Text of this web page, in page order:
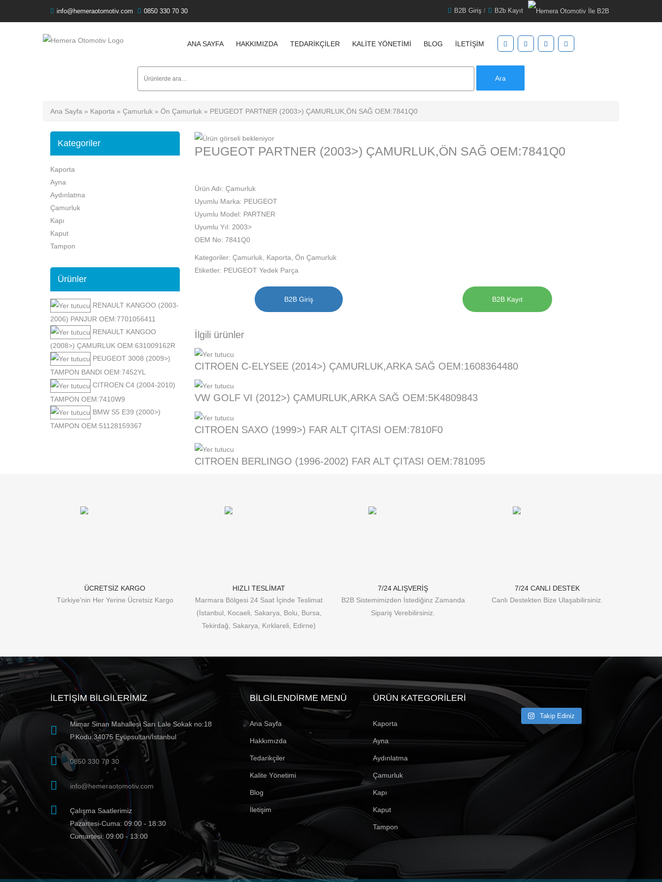
info@hemeraotomotiv.com 0850 330 70 30 B2B Giriş / B2b Kayıt
ANA SAYFA HAKKIMIZDA TEDARIKÇILER KALITE YÖNETIMI BLOG İLETIŞIM
Ara
Ana Sayfa » Kaporta » Çamurluk » Ön Çamurluk » PEUGEOT PARTNER (2003>) ÇAMURLUK,ÖN SAĞ OEM:7841Q0
Kategoriler
Kaporta
Ayna
Aydınlatma
Çamurluk
Kapı
Kaput
Tampon
Ürünler
RENAULT KANGOO (2003-
2006) PANJUR OEM:7701056411
RENAULT KANGOO
(2008>) ÇAMURLUK OEM:631009162R
PEUGEOT 3008 (2009>)
TAMPON BANDI OEM:7452YL
CITROEN C4 (2004-2010)
TAMPON OEM:7410W9
BMW S5 E39 (2000>)
TAMPON OEM:51128159367
PEUGEOT PARTNER (2003>) ÇAMURLUK,ÖN SAĞ OEM:7841Q0
Ürün Adı: Çamurluk
Uyumlu Marka: PEUGEOT
Uyumlu Model: PARTNER
Uyumlu Yıl: 2003>
OEM No: 7841Q0
Kategoriler: Çamurluk, Kaporta Ön Çamurluk
Etiketler: PEUGEOT Yedek Parça
B2B Giriş B2B Kayıt
İlgili ürünler
CITROEN C-ELYSEE (2014>) ÇAMURLUK,ARKA SAĞ OEM:1608364480
VW GOLF VI (2012>) ÇAMURLUK,ARKA SAĞ OEM:5K4809843
CITROEN SAXO (1999>) FAR ALT ÇITASI OEM:7810F0
CITROEN BERLINGO (1996-2002) FAR ALT ÇITASI OEM:781095
ÜCRETSİZ KARGO
Türkiye'nin Her Yerine Ücretsiz Kargo
HIZLI TESLİMAT
Marmara Bölgesi 24 Saat İçinde Teslimat
(İstanbul, Kocaeli, Sakarya, Bolu, Bursa,
Tekirdağ, Sakarya, Kırklareli, Edirne)
7/24 ALIŞVERİŞ
B2B Sistemimizden İstediğinz Zamanda
Sipariş Verebilirsiniz.
7/24 CANLI DESTEK
Canlı Destekten Bize Ulaşabilirsiniz.
İLETIŞIM BILGILERIMIZ
Mimar Sinan Mahallesi Sarı Lale Sokak no:18
P.Kodu:34075 Eyüpsultan/İstanbul
0850 330 70 30
info@hemeraotomotiv.com
Çalışma Saatlerimiz
Pazartesi-Cuma: 09:00 - 18:30
Cumartesi: 09:00 - 13:00
BILGILENDIRME MENÜ
Ana Sayfa
Hakkımızda
Tedarikçiler
Kalite Yönetimi
Blog
İletişim
ÜRÜN KATEGORILERI
Kaporta
Ayna
Aydınlatma
Çamurluk
Kapı
Kaput
Tampon
Takip Ediniz